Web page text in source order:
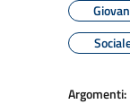
Argomenti: